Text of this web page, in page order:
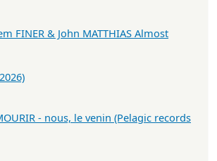
FINER & John MATTHIAS Almost
- nous, le venin (Pelagic records